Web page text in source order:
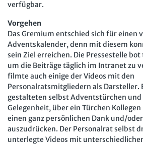
Arbeit und Recht
Soziales Recht
Digitales Arbeits- und Sozialrecht
Soziale Sicherheit
Datenschutz
Erklärung zur Barrierefreiheit
Verlag
Karriere
verfügbar.
Vorgehen
Das Gremium entschied sich für einen
Adventskalender, denn mit diesem
sein Ziel erreichen. Die Pressestelle
um die Beiträge täglich im Intranet zu
filmte auch einige der Videos mit den
Personalratsmitgliedern als Darsteller.
gestalteten selbst Adventstürchen
Gelegenheit, über ein Türchen
einen ganz persönlichen Dank und/
auszudrücken. Der Personalrat selbst
unterlegte Videos mit